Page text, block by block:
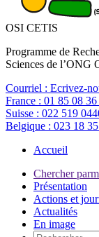
OSI CETIS
Programme de
Sciences de l’ONG
Courriel : Ecrivez-
France : 01 85 08 36
Suisse : 022 519
Belgique : 023 18
Accueil
Chercher
Présentation
Actions et
Actualités
En image